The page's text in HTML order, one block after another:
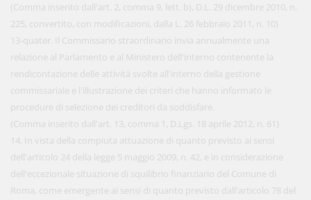
(Comma inserito dall'art. 2, comma 9, lett. b), D.L. 29 dicembre 2010, n.
225, convertito, con modificazioni, dalla L. 26 febbraio 2011, n. 10)
13-quater. Il Commissario straordinario invia annualmente una
relazione al Parlamento e al Ministero dell'interno contenente la
rendicontazione delle attività svolte all'interno della gestione
commissariale e l'illustrazione dei criteri che hanno informato le
procedure di selezione dei creditori da soddisfare.
(Comma inserito dall'art. 13, comma 1, D.Lgs. 18 aprile 2012, n. 61)
14. In vista della compiuta attuazione di quanto previsto ai sensi
dell'articolo 24 della legge 5 maggio 2009, n. 42, e in considerazione
dell'eccezionale situazione di squilibrio finanziario del Comune di
Roma, come emergente ai sensi di quanto previsto dall'articolo 78 del